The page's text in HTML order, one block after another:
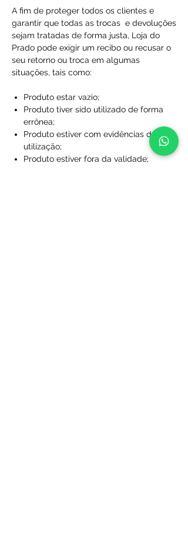
A fim de proteger todos os clientes e
garantir que todas as trocas e devoluções
sejam tratadas de forma justa, Loja do
Prado pode exigir um recibo ou recusar o
seu retorno ou troca em algumas
situações, tais como:
Produto estar vazio;
Produto tiver sido utilizado de forma
errônea;
Produto estiver com evidências de
utilização;
Produto estiver fora da validade;